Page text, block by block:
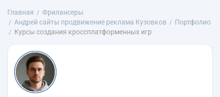
Главная
Фрилансеры
Андрей сайты продвижение реклама Кузовков
Портфолио
Курсы создания кроссплатформенных игр